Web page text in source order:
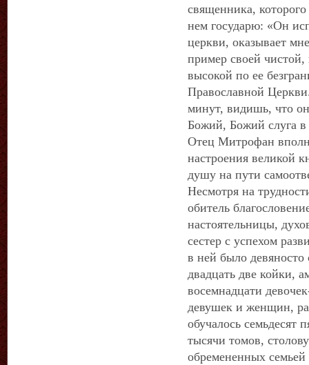
священника,
нем государю: «Он
церкви, оказывает
пример своей
высокой по ее
Православной
минут, видишь, что
Божий, Божий слуга
Отец Митрофан
настроения великой
душу на пути
Несмотря на
обитель
настоятельницы,
сестер с успехом
в ней было девяносто
двадцать две койки,
восемнадцати
девушек и женщин,
обучалось семьдесят
тысячи томов,
обремененных